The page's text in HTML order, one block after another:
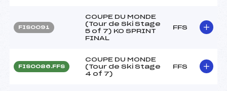
FIS0091
COUPE DU MONDE
(Tour de Ski Stage
5 of 7) KO SPRINT
FINAL
FFS
FIS0086.FFS
COUPE DU MONDE
(Tour de Ski Stage
4 of 7)
FFS